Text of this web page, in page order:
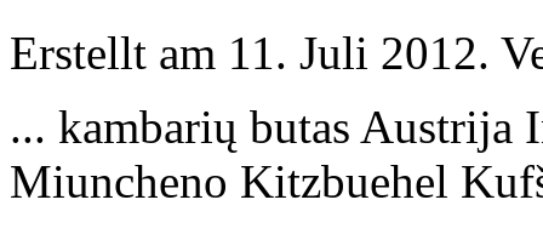
Erstellt am 11. Juli 2012.
... kambarių butas Austrija
Miuncheno Kitzbuehel